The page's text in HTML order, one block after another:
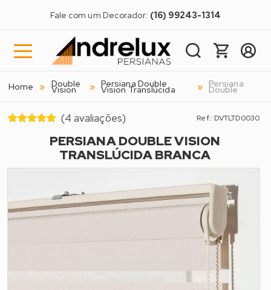
Fale com um Decorador: (16) 99243-1314
Home Double
Vision
Persiana Double
Vision Translúcida
Persiana
Double
(4 avaliações) Ref.: DVTLTD0030
PERSIANA DOUBLE VISION
TRANSLÚCIDA BRANCA